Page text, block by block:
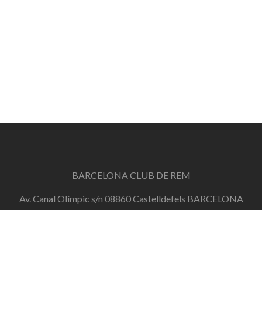
BARCELONA CLUB DE REM
Av. Canal Olímpic s/n 08860 Castelldefels BARCELONA